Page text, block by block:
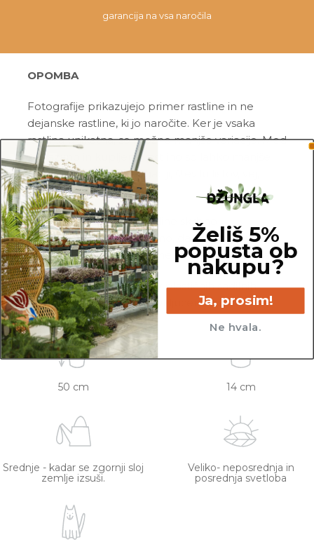
garancija na vsa naročila
OPOMBA
Fotografije prikazujejo primer rastline in ne
dejanske rastline, ki jo naročite. Ker je vsaka
rastlina unikatna, so možne manjše variacije. Med
prikazano in kupljeno rastlino so lahko manjše
razlike v velikosti, variegaciji, številu listov, vej,
cvetov, itd. …
Pred pošiljanjem vse rastline skrbno
pregledamo in zagotovimo, da gredo na pot
zdrave in čim bolj podobne izdelku na fotografiji.
Vse rastline so primarno v plastičnih sadilnih
lončkih. Okrasni lonec ni vključen v ceno.
50 cm 14 cm
Srednje - kadar se zgornji sloj
zemlje izsuši.
Veliko- neposrednja in
posrednja svetloba
Želiš 5%
popusta ob
nakupu?
Ja, prosim!
Ne hvala.